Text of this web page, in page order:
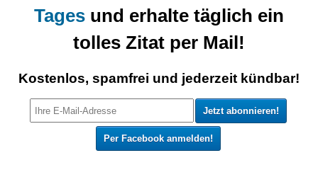
Tages und erhalte täglich ein
tolles Zitat per Mail!
Kostenlos, spamfrei und jederzeit kündbar!
Per Facebook anmelden!